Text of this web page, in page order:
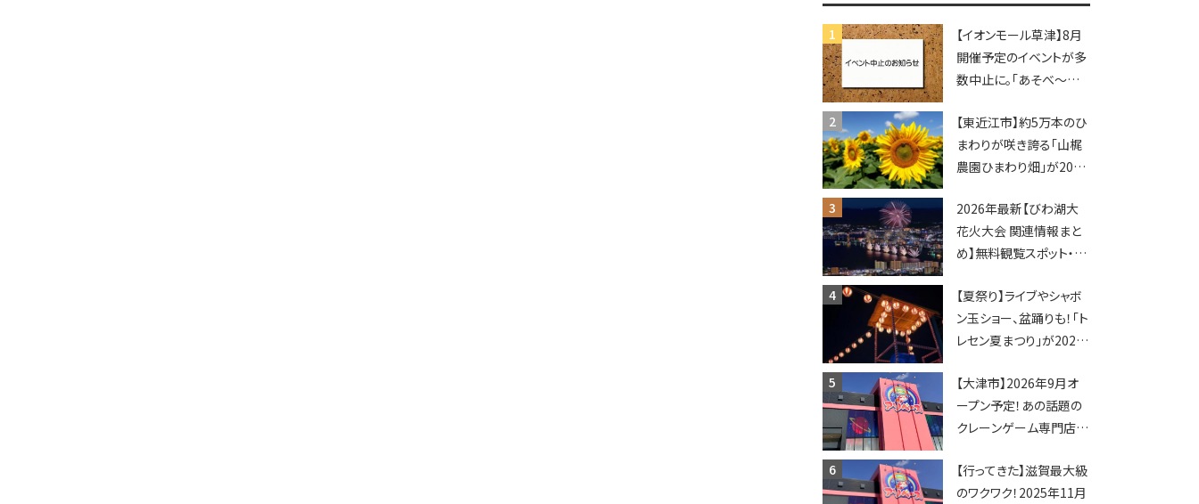
【イオンモール草津】8月
開催予定のイベントが多
数中止に。「あそべ〜る
ショーなど
【東近江市】約5万本のひ
まわりが咲き誇る「山梶
農園ひまわり畑」が2026
ポットやキッチンカーも
登場！何度も入園できる
フリーパスも販売★
2026年最新【びわ湖大
花火大会 関連情報まと
め】無料観覧スポット・同
ップ・交通規制に近隣施
設の駐車場情報なども
要チェック★
【夏祭り】ライブやシャボ
ン玉ショー、盆踊りも！「ト
レセン夏まつり」が2026
【大津市】2026年9月オ
ープン予定！あの話題の
クレーンゲーム専門店
ってくる！豊郷店に続く滋
賀2店舗目★
【行ってきた】滋賀最大級
のワクワク！2025年11月